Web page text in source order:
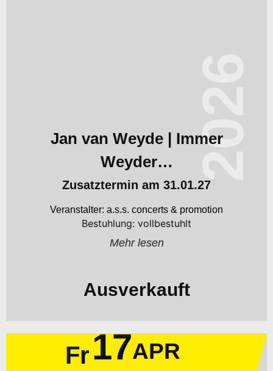
Jan van Weyde | Immer
Weyder…
Zusatztermin am 31.01.27
a.s.s. concerts & promotion
Bestuhlung: vollbestuhlt
Mehr lesen
Ausverkauft
2026
Fr17APR